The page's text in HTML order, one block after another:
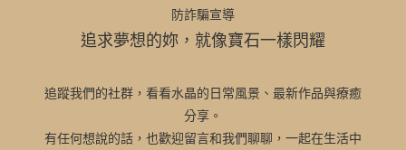
防詐騙宣導
追求夢想的妳，就像寶石一樣閃耀
追蹤我們的社群，看看水晶的日常風景、最新作品與療癒
分享。
有任何想說的話，也歡迎留言和我們聊聊，一起在生活中